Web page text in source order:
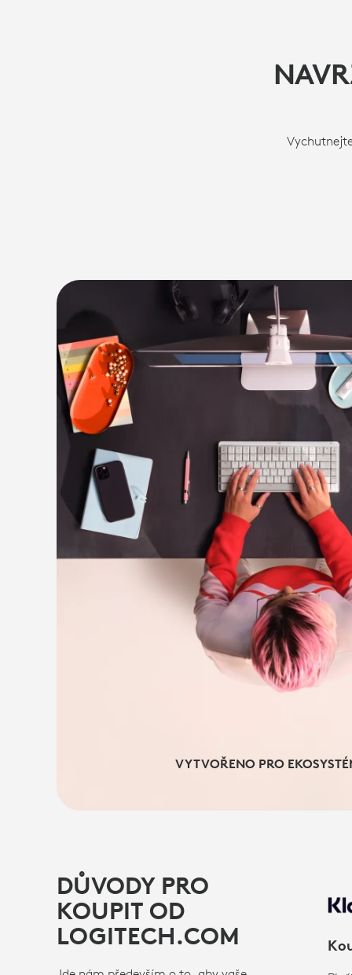
VYTVOŘENO PRO
VYTVOŘENO PRO
DŮVODY PRO
KOUPIT OD
LOGITECH.COM